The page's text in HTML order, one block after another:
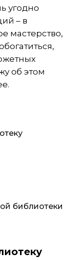
угодно
– в
мастерство,
об этом
библиотеки